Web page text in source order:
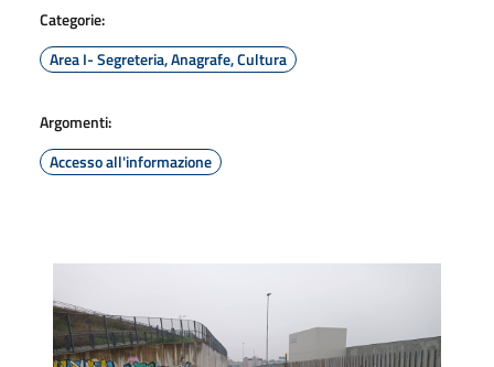
Categorie:
Area I- Segreteria, Anagrafe, Cultura
Argomenti:
Accesso all'informazione